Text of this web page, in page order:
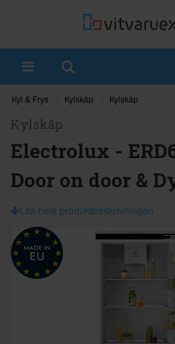
Kyl & Frys Kylskåp Kylskåp
Kylskåp
Electrolux -
Door on door &
Läs hela produktbeskrivningen